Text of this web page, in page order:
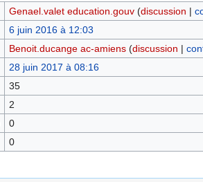
Genael.valet education.gouv (discussion |
6 juin 2016 à 12:03
Benoit.ducange ac-amiens (discussion |
28 juin 2017 à 08:16
35
2
0
0